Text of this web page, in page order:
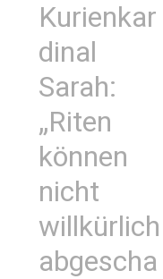
Kurienkar
dinal
Sarah:
„Riten
können
nicht
willkürlich
abgescha